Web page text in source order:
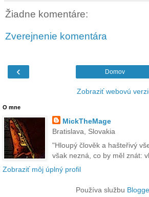
Žiadne komentáre:
Zverejnenie komentára
‹ Domov
Zobraziť webovú
O mne
MickTheMage
Bratislava, Slovakia
"Hloupý člověk a hašteřivý
však nezná, co by měl znát:
Zobraziť môj úplný profil
Používa službu